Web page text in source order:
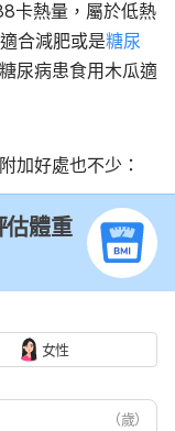
卡熱量，屬於低熱
合減肥或是糖尿
尿病患食用木瓜適
加好處也不少：
估體重
女性
（歲）